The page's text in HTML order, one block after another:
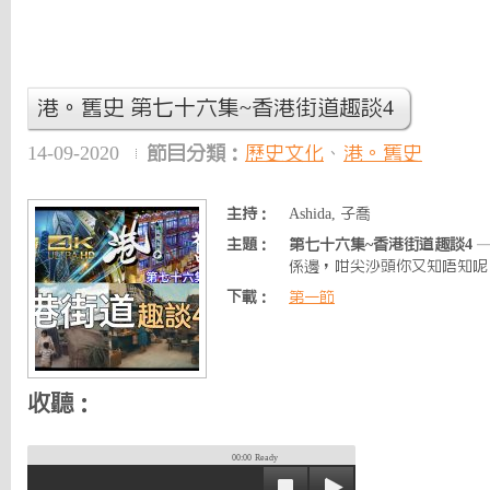
港。舊史 第七十六集~香港街道趣談4
14-09-2020 節目分類： 歷史文化 、 港。舊史
主持：
Ashida, 子喬
主題：
第七十六集~香港街道趣談4 —
係邊，咁尖沙頭你又知唔知
下載：
第一節
收聽：
00:00 Ready